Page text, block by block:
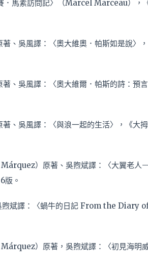
．馬素訪問記〉（Marcel Marceau），
、吳風譯：〈奧大維奧．帕斯如是說〉
、吳風譯：〈奧大維爾．帕斯的詩：預
、吳風譯：〈與浪一起的生活〉，《大
）原著、吳煦斌譯：〈大翼老人
版。
斌譯：〈蝸牛的日記 From the Diary
）原著，吳煦斌譯：〈初見海明威